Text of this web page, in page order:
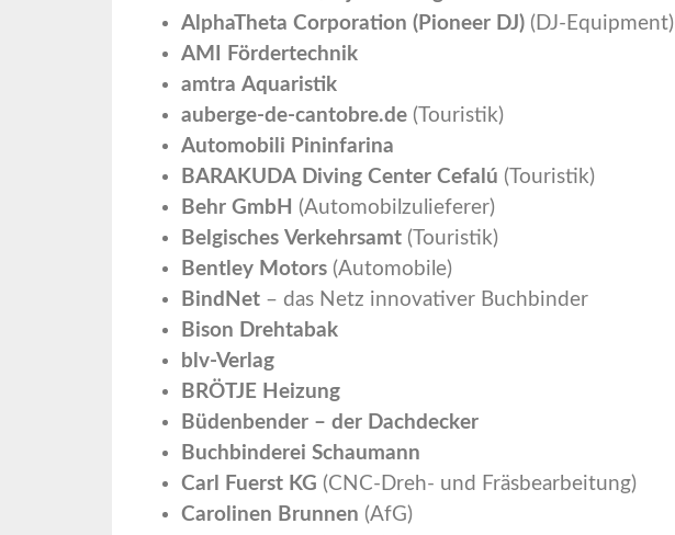
AlphaTheta Corporation (Pioneer DJ)(DJ-Equipment)
AMI Fördertechnik
amtra Aquaristik
auberge-de-cantobre.de(Touristik)
Automobili Pininfarina
BARAKUDA Diving Center Cefalú (Touristik)
Behr GmbH (Automobilzulieferer)
Belgisches Verkehrsamt(Touristik)
Bentley Motors(Automobile)
BindNet– das Netz innovativer Buchbinder
Bison Drehtabak
blv-Verlag
BRÖTJE Heizung
Büdenbender – der Dachdecker
Buchbinderei Schaumann
Carl Fuerst KG (CNC-Dreh- und Fräsbearbeitung)
Carolinen Brunnen (AfG)